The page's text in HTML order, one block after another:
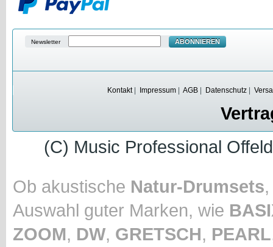
Newsletter ABONNIEREN
Kontakt| Impressum AGB Datenschutz
(C) Music Professional
Ob akustische Natur-Drumsets
Auswahl guter Marken, wie
ZOOM, DW, GRETSCH, PEARL